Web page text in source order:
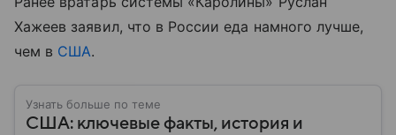
Хажеев заявил, что в России еда намного лучше,
чем в США.
Узнать больше по теме
США: ключевые факты, история и